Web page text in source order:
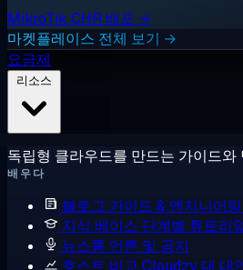
MikroTik CHR 배포 →
마켓플레이스 전체 보기 →
요금제
독립형 클라우드를 만드는 가이드와
배우다
블로그 가이드 & 엔지니어
지식 베이스 단계별 튜토리
뉴스룸 언론 및 공지
호스트 비교 Cloudzy 대 대